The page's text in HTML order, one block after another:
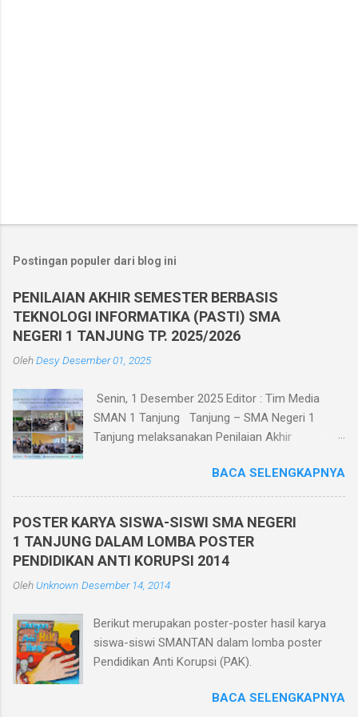
Postingan populer dari blog ini
PENILAIAN AKHIR SEMESTER BERBASIS
TEKNOLOGI INFORMATIKA (PASTI) SMA
NEGERI 1 TANJUNG TP. 2025/2026
OlehDesy Desember 01, 2025
Senin, 1 Desember 2025 Editor : Tim Media
SMAN 1 Tanjung Tanjung – SMA Negeri 1
Tanjung melaksanakan Penilaian Akhir
teknologi informatika pada tanggal 1 - 6
Desember 2025. Penilaian Akhir Semester
Berbasis Teknologi Informatika ini diikuti oleh
seluruh siswa kelas X, XI, dan XII di kelasnya
masing-masing yang berjumlah 30 ruang.
Teknologi Informatika ini dilaksanakan dalam
peserta ujian menggunakan HP. Dan bagi siswa
yang tidak memiliki HP sekolah memfasilitasi
dengan menggunakan komputer di ruang
Penilaian Akhir Semester berbasis teknologi
BACA SELENGKAPNYA
POSTER KARYA SISWA-SISWI SMA NEGERI
1 TANJUNG DALAM LOMBA POSTER
PENDIDIKAN ANTI KORUPSI 2014
OlehUnknown Desember 14, 2014
Berikut merupakan poster-poster hasil karya
siswa-siswi SMANTAN dalam lomba poster
Pendidikan Anti Korupsi (PAK).
BACA SELENGKAPNYA